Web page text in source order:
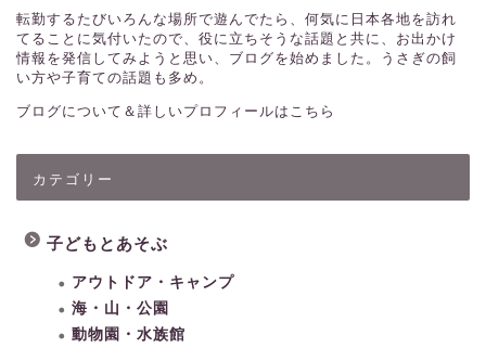
転勤するたびいろんな場所で遊んでたら、何気に日本各地を訪れ
てることに気付いたので、役に立ちそうな話題と共に、お出かけ
情報を発信してみようと思い、ブログを始めました。うさぎの飼
い方や子育ての話題も多め。
ブログについて＆詳しいプロフィールはこちら
カテゴリー
子どもとあそぶ
アウトドア・キャンプ
海・山・公園
動物園・水族館